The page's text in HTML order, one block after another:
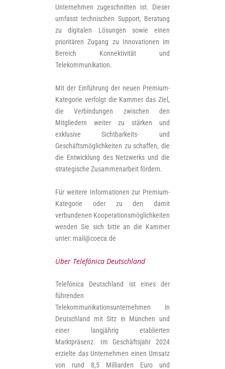
Unternehmen zugeschnitten ist. Dieser
umfasst technischen Support, Beratung
zu digitalen Lösungen sowie einen
prioritären Zugang zu Innovationen im
Bereich Konnektivität und
Telekommunikation.
Mit der Einführung der neuen Premium-
Kategorie verfolgt die Kammer das Ziel,
die Verbindungen zwischen den
Mitgliedern weiter zu stärken und
exklusive Sichtbarkeits- und
Geschäftsmöglichkeiten zu schaffen, die
die Entwicklung des Netzwerks und die
strategische Zusammenarbeit fördern.
Für weitere Informationen zur Premium-
Kategorie oder zu den damit
verbundenen Kooperationsmöglichkeiten
wenden Sie sich bitte an die Kammer
unter: mail@coeca.de
Über Telefónica Deutschland
Telefónica Deutschland ist eines der
führenden
Telekommunikationsunternehmen in
Deutschland mit Sitz in München und
einer langjährig etablierten
Marktpräsenz. Im Geschäftsjahr 2024
erzielte das Unternehmen einen Umsatz
von rund 8,5 Milliarden Euro und